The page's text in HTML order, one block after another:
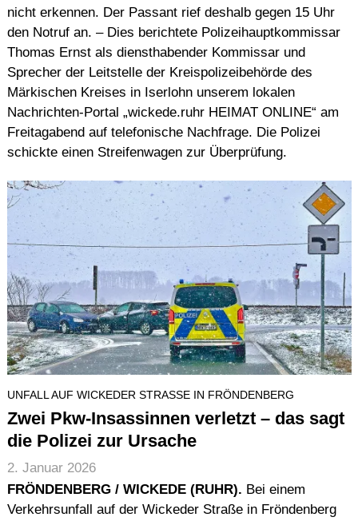
nicht erkennen. Der Passant rief deshalb gegen 15 Uhr
den Notruf an. – Dies berichtete Polizeihauptkommissar
Thomas Ernst als diensthabender Kommissar und
Sprecher der Leitstelle der Kreispolizeibehörde des
Märkischen Kreises in Iserlohn unserem lokalen
Nachrichten-Portal „wickede.ruhr HEIMAT ONLINE“ am
Freitagabend auf telefonische Nachfrage. Die Polizei
schickte einen Streifenwagen zur Überprüfung.
UNFALL AUF WICKEDER STRASSE IN FRÖNDENBERG
Zwei Pkw-Insassinnen verletzt – das sagt
die Polizei zur Ursache
2. Januar 2026
FRÖNDENBERG / WICKEDE (RUHR). Bei einem
Verkehrsunfall auf der Wickeder Straße in Fröndenberg